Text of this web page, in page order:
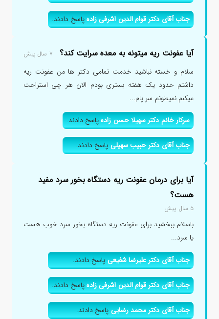
جناب آقای دکتر قوام الدین اشرفی زادهپاسخ دادند.
آیا عفونت ریه میتونه به معده سرایت کند؟ ۷ سال پیش
سلام و خسته نباشید خدمت تمامی دکتر ها من عفونت ریه
داشتم حدود یک هفته بستری بودم الان هر چی استراحت
میکنم نمیطونم سر پام...
سرکار خانم دکتر سهیلا حسن زادهپاسخ دادند.
جناب آقای دکتر حبیب سهیلیپاسخ دادند.
آیا برای درمان عفونت ریه دستگاه بخور سرد مفید
هست؟
۵ سال پیش
باسلام ببخشید برای عفونت ریه دستگاه بخور سرد خوب هست
یا سرد...
جناب آقای دکتر علیرضا شفیعیپاسخ دادند.
جناب آقای دکتر قوام الدین اشرفی زادهپاسخ دادند.
جناب آقای دکتر محمد رضاییپاسخ دادند.